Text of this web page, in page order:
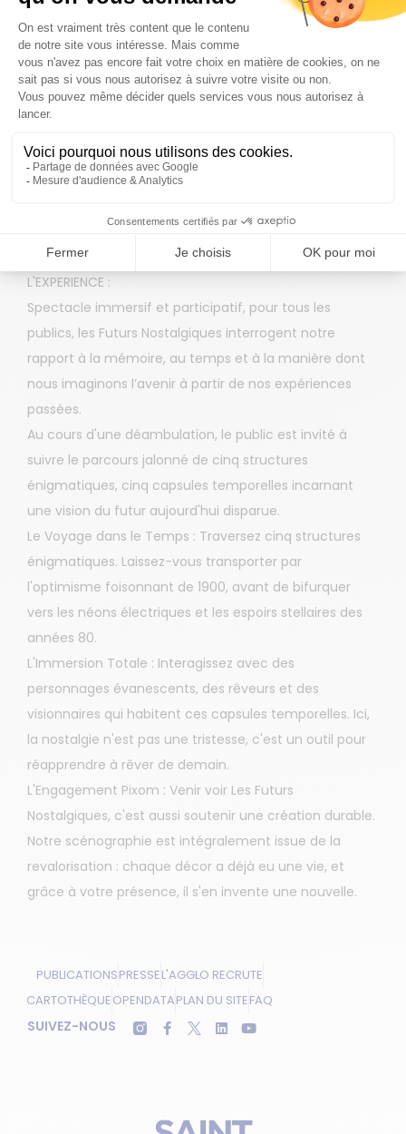
Au cours de votre exploration, vous traverserez
plusieurs visions du futur imaginées à différentes
époques du XXe siècle. Chaque espace vous plongera
dans un avenir tel qu’on le rêvait autrefois: en 1900, en
1920, en 1950 ou encore en 1980.
Mais quelque chose semble s’être déréglé…
Les humains ont-ils réellement perdu leur capacité à
imaginer demain ?
L'EXPERIENCE :
Spectacle immersif et participatif, pour tous les
publics, les Futurs Nostalgiques interrogent notre
rapport à la mémoire, au temps et à la manière dont
nous imaginons l’avenir à partir de nos expériences
passées.
Au cours d'une déambulation, le public est invité à
suivre le parcours jalonné de cinq structures
énigmatiques, cinq capsules temporelles incarnant
une vision du futur aujourd'hui disparue.
Le Voyage dans le Temps : Traversez cinq structures
énigmatiques. Laissez-vous transporter par
l'optimisme foisonnant de 1900, avant de bifurquer
vers les néons électriques et les espoirs stellaires des
années 80.
L'Immersion Totale : Interagissez avec des
personnages évanescents, des rêveurs et des
visionnaires qui habitent ces capsules temporelles. Ici,
la nostalgie n'est pas une tristesse, c'est un outil pour
réapprendre à rêver de demain.
L'Engagement Pixom : Venir voir Les Futurs
Nostalgiques, c'est aussi soutenir une création durable.
Notre scénographie est intégralement issue de la
revalorisation : chaque décor a déjà eu une vie, et
grâce à votre présence, il s'en invente une nouvelle.
PUBLICATIONSPRESSEL'AGGLO RECRUTE
CARTOTHÈQUEOPENDATAPLAN DU SITEFAQ
SUIVEZ-NOUS